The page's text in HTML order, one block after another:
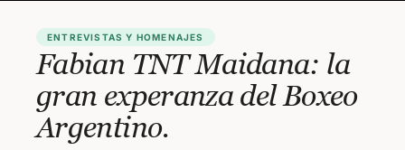
ENTREVISTAS Y HOMENAJES
Fabian TNT Maidana: la
gran experanza del Boxeo
Argentino.